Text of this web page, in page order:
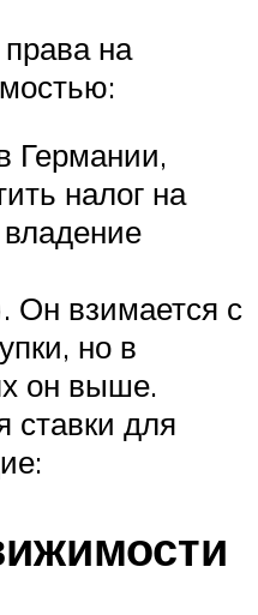
на
Германии,
налог на
Он взимается с
но в
он выше.
ставки для